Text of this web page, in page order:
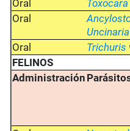
Oral
Oral
Uncinaria
Oral Trichuris
FELINOS
Administración